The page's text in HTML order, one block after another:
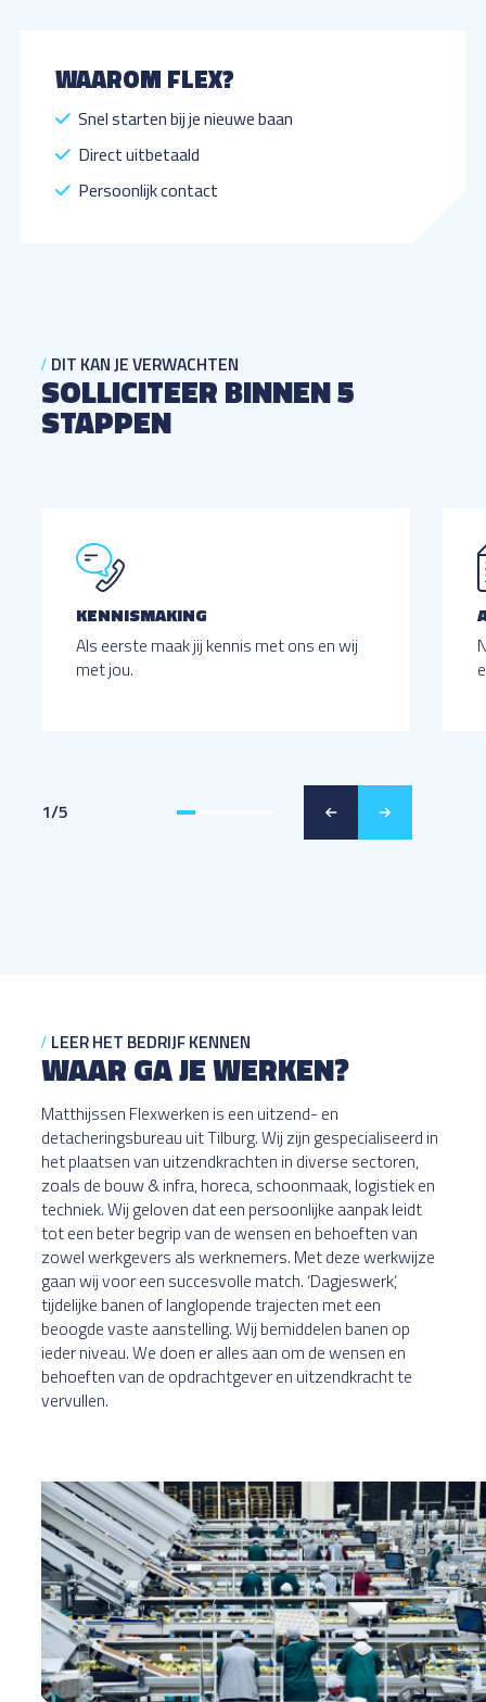
WAAROM FLEX?
Snel starten bij je nieuwe baan
Direct uitbetaald
Persoonlijk contact
DIT KAN JE VERWACHTEN
SOLLICITEER BINNEN 5
STAPPEN
KENNISMAKING
Als eerste maak jij kennis met ons en wij
met jou.
1/5
LEER HET BEDRIJF KENNEN
WAAR GA JE WERKEN?
Matthijssen Flexwerken is een uitzend- en
detacheringsbureau uit Tilburg. Wij zijn gespecialiseerd in
het plaatsen van uitzendkrachten in diverse sectoren,
zoals de bouw & infra, horeca, schoonmaak, logistiek en
techniek. Wij geloven dat een persoonlijke aanpak leidt
tot een beter begrip van de wensen en behoeften van
zowel werkgevers als werknemers. Met deze werkwijze
gaan wij voor een succesvolle match. ‘Dagjeswerk’,
tijdelijke banen of langlopende trajecten met een
beoogde vaste aanstelling. Wij bemiddelen banen op
ieder niveau. We doen er alles aan om de wensen en
behoeften van de opdrachtgever en uitzendkracht te
vervullen.